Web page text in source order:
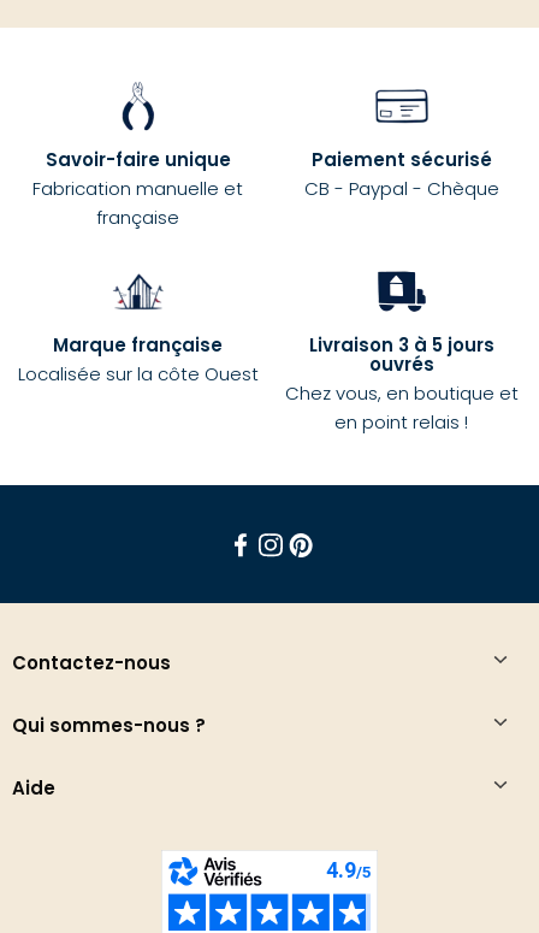
Savoir-faire unique
Fabrication manuelle et
française
Paiement sécurisé
CB - Paypal - Chèque
Marque française
Localisée sur la côte Ouest
Livraison 3 à 5 jours
ouvrés
Chez vous, en boutique et
en point relais !
Contactez-nous
Qui sommes-nous ?
Aide